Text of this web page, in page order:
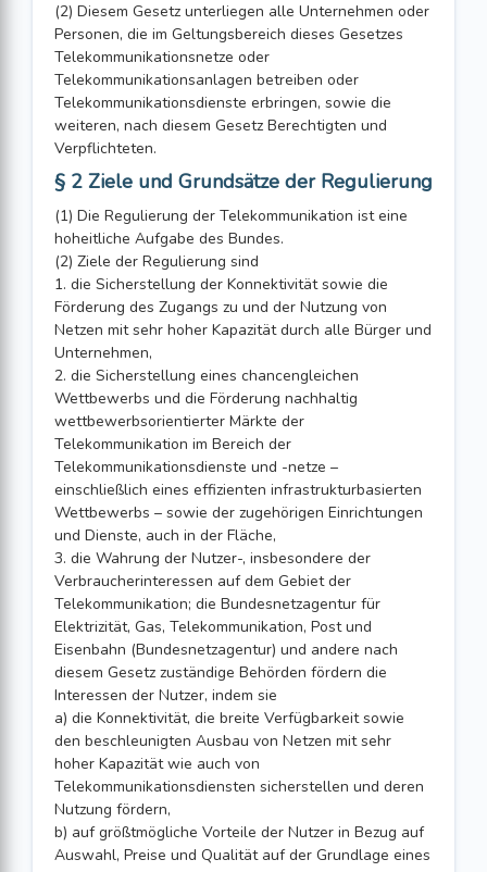
(2) Diesem Gesetz unterliegen alle Unternehmen oder
Personen, die im Geltungsbereich dieses Gesetzes
Telekommunikationsnetze oder
Telekommunikationsanlagen betreiben oder
Telekommunikationsdienste erbringen, sowie die
weiteren, nach diesem Gesetz Berechtigten und
Verpflichteten.
§ 2 Ziele und Grundsätze der Regulierung
(1) Die Regulierung der Telekommunikation ist eine
hoheitliche Aufgabe des Bundes.
(2) Ziele der Regulierung sind
1. die Sicherstellung der Konnektivität sowie die
Förderung des Zugangs zu und der Nutzung von
Netzen mit sehr hoher Kapazität durch alle Bürger und
Unternehmen,
2. die Sicherstellung eines chancengleichen
Wettbewerbs und die Förderung nachhaltig
wettbewerbsorientierter Märkte der
Telekommunikation im Bereich der
Telekommunikationsdienste und -netze –
einschließlich eines effizienten infrastrukturbasierten
Wettbewerbs – sowie der zugehörigen Einrichtungen
und Dienste, auch in der Fläche,
3. die Wahrung der Nutzer-, insbesondere der
Verbraucherinteressen auf dem Gebiet der
Telekommunikation; die Bundesnetzagentur für
Elektrizität, Gas, Telekommunikation, Post und
Eisenbahn (Bundesnetzagentur) und andere nach
diesem Gesetz zuständige Behörden fördern die
Interessen der Nutzer, indem sie
a) die Konnektivität, die breite Verfügbarkeit sowie
den beschleunigten Ausbau von Netzen mit sehr
hoher Kapazität wie auch von
Telekommunikationsdiensten sicherstellen und deren
Nutzung fördern,
b) auf größtmögliche Vorteile der Nutzer in Bezug auf
Auswahl, Preise und Qualität auf der Grundlage eines